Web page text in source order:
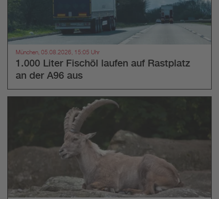
München, 05.08.2026, 15:05 Uhr
1.000 Liter Fischöl laufen auf Rastplatz
an der A96 aus